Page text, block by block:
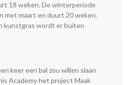
18 weken. De winterperiode
met maart en duurt 20 weken.
kunstgras wordt er buiten
keer een bal zou willen slaan
Academy het project Maak